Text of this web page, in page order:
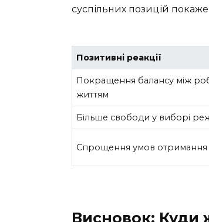
суспільних позицій
Позитивні реакції
Покращення балансу між
життям
Більше свободи у виборі
Спрощення умов отримання
Висновок: Куди